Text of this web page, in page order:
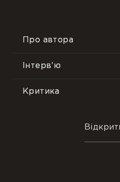
Про автора
Інтерв’ю
Критика